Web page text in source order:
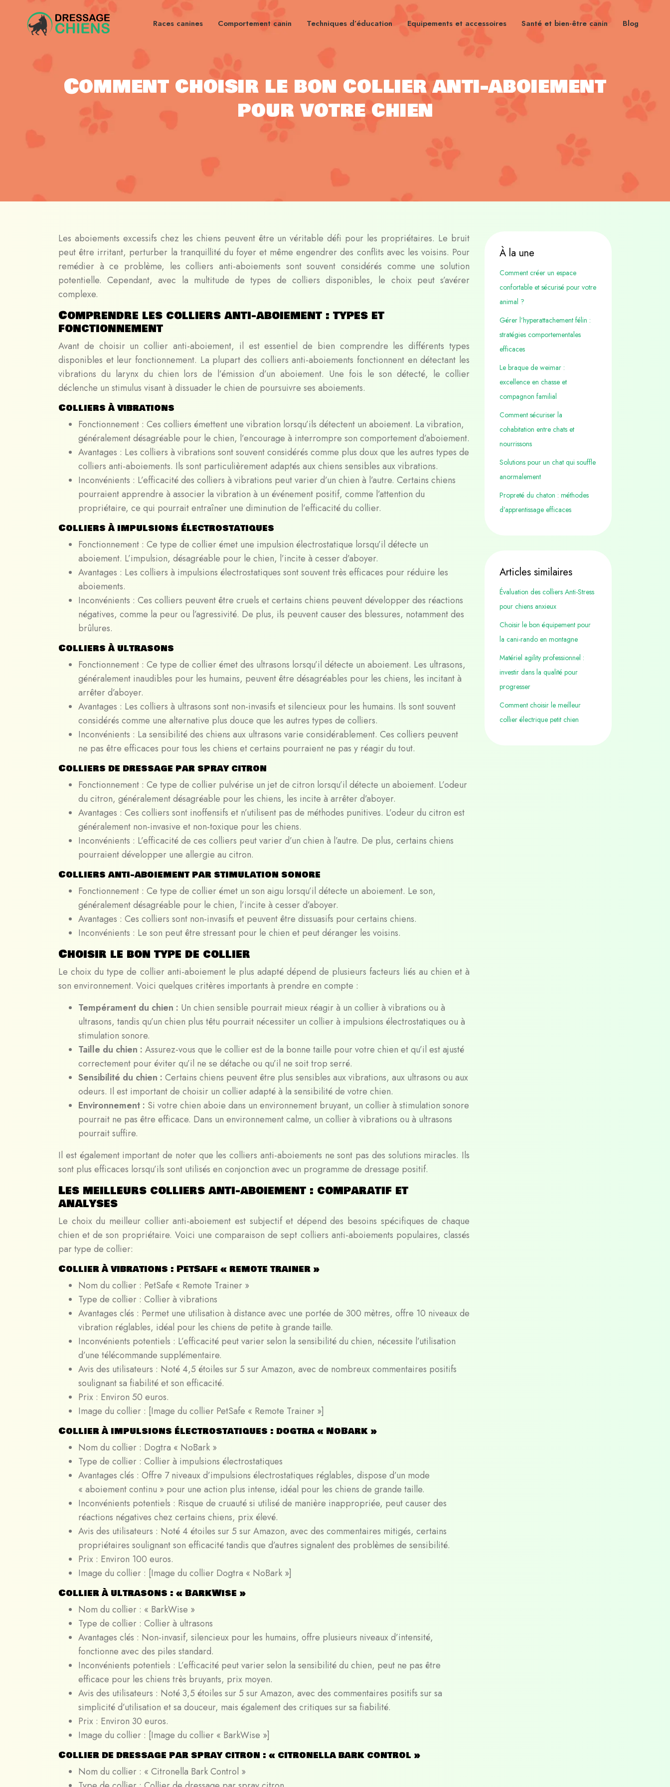
Races canines Comportement canin Techniques d’éducation Equipements et accessoires Santé et bien-être canin Blog
Comment choisir le bon collier anti-aboiement
pour votre chien
Les aboiements excessifs chez les chiens peuvent être un véritable défi pour les propriétaires. Le bruit
peut être irritant, perturber la tranquillité du foyer et même engendrer des conflits avec les voisins. Pour
remédier à ce problème, les colliers anti-aboiements sont souvent considérés comme une solution
potentielle. Cependant, avec la multitude de types de colliers disponibles, le choix peut s’avérer
complexe.
Comprendre les colliers anti-aboiement : types et
fonctionnement
Avant de choisir un collier anti-aboiement, il est essentiel de bien comprendre les différents types
disponibles et leur fonctionnement. La plupart des colliers anti-aboiements fonctionnent en détectant les
vibrations du larynx du chien lors de l’émission d’un aboiement. Une fois le son détecté, le collier
déclenche un stimulus visant à dissuader le chien de poursuivre ses aboiements.
Colliers à vibrations
Fonctionnement : Ces colliers émettent une vibration lorsqu’ils détectent un aboiement. La vibration,
généralement désagréable pour le chien, l’encourage à interrompre son comportement d’aboiement.
Avantages : Les colliers à vibrations sont souvent considérés comme plus doux que les autres types de
colliers anti-aboiements. Ils sont particulièrement adaptés aux chiens sensibles aux vibrations.
Inconvénients : L’efficacité des colliers à vibrations peut varier d’un chien à l’autre. Certains chiens
pourraient apprendre à associer la vibration à un événement positif, comme l’attention du
propriétaire, ce qui pourrait entraîner une diminution de l’efficacité du collier.
Colliers à impulsions électrostatiques
Fonctionnement : Ce type de collier émet une impulsion électrostatique lorsqu’il détecte un
aboiement. L’impulsion, désagréable pour le chien, l’incite à cesser d’aboyer.
Avantages : Les colliers à impulsions électrostatiques sont souvent très efficaces pour réduire les
aboiements.
Inconvénients : Ces colliers peuvent être cruels et certains chiens peuvent développer des réactions
négatives, comme la peur ou l’agressivité. De plus, ils peuvent causer des blessures, notamment des
brûlures.
Colliers à ultrasons
Fonctionnement : Ce type de collier émet des ultrasons lorsqu’il détecte un aboiement. Les ultrasons,
généralement inaudibles pour les humains, peuvent être désagréables pour les chiens, les incitant à
arrêter d’aboyer.
Avantages : Les colliers à ultrasons sont non-invasifs et silencieux pour les humains. Ils sont souvent
considérés comme une alternative plus douce que les autres types de colliers.
Inconvénients : La sensibilité des chiens aux ultrasons varie considérablement. Ces colliers peuvent
ne pas être efficaces pour tous les chiens et certains pourraient ne pas y réagir du tout.
Colliers de dressage par spray citron
Fonctionnement : Ce type de collier pulvérise un jet de citron lorsqu’il détecte un aboiement. L’odeur
du citron, généralement désagréable pour les chiens, les incite à arrêter d’aboyer.
Avantages : Ces colliers sont inoffensifs et n’utilisent pas de méthodes punitives. L’odeur du citron est
généralement non-invasive et non-toxique pour les chiens.
Inconvénients : L’efficacité de ces colliers peut varier d’un chien à l’autre. De plus, certains chiens
pourraient développer une allergie au citron.
Colliers anti-aboiement par stimulation sonore
Fonctionnement : Ce type de collier émet un son aigu lorsqu’il détecte un aboiement. Le son,
généralement désagréable pour le chien, l’incite à cesser d’aboyer.
Avantages : Ces colliers sont non-invasifs et peuvent être dissuasifs pour certains chiens.
Inconvénients : Le son peut être stressant pour le chien et peut déranger les voisins.
Choisir le bon type de collier
Le choix du type de collier anti-aboiement le plus adapté dépend de plusieurs facteurs liés au chien et à
son environnement. Voici quelques critères importants à prendre en compte :
Tempérament du chien : Un chien sensible pourrait mieux réagir à un collier à vibrations ou à
ultrasons, tandis qu’un chien plus têtu pourrait nécessiter un collier à impulsions électrostatiques ou à
stimulation sonore.
Taille du chien : Assurez-vous que le collier est de la bonne taille pour votre chien et qu’il est ajusté
correctement pour éviter qu’il ne se détache ou qu’il ne soit trop serré.
Sensibilité du chien : Certains chiens peuvent être plus sensibles aux vibrations, aux ultrasons ou aux
odeurs. Il est important de choisir un collier adapté à la sensibilité de votre chien.
Environnement : Si votre chien aboie dans un environnement bruyant, un collier à stimulation sonore
pourrait ne pas être efficace. Dans un environnement calme, un collier à vibrations ou à ultrasons
pourrait suffire.
Il est également important de noter que les colliers anti-aboiements ne sont pas des solutions miracles. Ils
sont plus efficaces lorsqu’ils sont utilisés en conjonction avec un programme de dressage positif.
Les meilleurs colliers anti-aboiement : comparatif et
analyses
Le choix du meilleur collier anti-aboiement est subjectif et dépend des besoins spécifiques de chaque
chien et de son propriétaire. Voici une comparaison de sept colliers anti-aboiements populaires, classés
par type de collier:
Collier à vibrations : PetSafe « remote trainer »
Nom du collier : PetSafe « Remote Trainer »
Type de collier : Collier à vibrations
Avantages clés : Permet une utilisation à distance avec une portée de 300 mètres, offre 10 niveaux de
vibration réglables, idéal pour les chiens de petite à grande taille.
Inconvénients potentiels : L’efficacité peut varier selon la sensibilité du chien, nécessite l’utilisation
d’une télécommande supplémentaire.
Avis des utilisateurs : Noté 4,5 étoiles sur 5 sur Amazon, avec de nombreux commentaires positifs
soulignant sa fiabilité et son efficacité.
Prix : Environ 50 euros.
Image du collier : [Image du collier PetSafe « Remote Trainer »]
Collier à impulsions électrostatiques : dogtra « NoBark »
Nom du collier : Dogtra « NoBark »
Type de collier : Collier à impulsions électrostatiques
Avantages clés : Offre 7 niveaux d’impulsions électrostatiques réglables, dispose d’un mode
« aboiement continu » pour une action plus intense, idéal pour les chiens de grande taille.
Inconvénients potentiels : Risque de cruauté si utilisé de manière inappropriée, peut causer des
réactions négatives chez certains chiens, prix élevé.
Avis des utilisateurs : Noté 4 étoiles sur 5 sur Amazon, avec des commentaires mitigés, certains
propriétaires soulignant son efficacité tandis que d’autres signalent des problèmes de sensibilité.
Prix : Environ 100 euros.
Image du collier : [Image du collier Dogtra « NoBark »]
Collier à ultrasons : « BarkWise »
Nom du collier : « BarkWise »
Type de collier : Collier à ultrasons
Avantages clés : Non-invasif, silencieux pour les humains, offre plusieurs niveaux d’intensité,
fonctionne avec des piles standard.
Inconvénients potentiels : L’efficacité peut varier selon la sensibilité du chien, peut ne pas être
efficace pour les chiens très bruyants, prix moyen.
Avis des utilisateurs : Noté 3,5 étoiles sur 5 sur Amazon, avec des commentaires positifs sur sa
simplicité d’utilisation et sa douceur, mais également des critiques sur sa fiabilité.
Prix : Environ 30 euros.
Image du collier : [Image du collier « BarkWise »]
Collier de dressage par spray citron : « citronella bark control »
Nom du collier : « Citronella Bark Control »
À la une
Comment créer un espace
confortable et sécurisé pour votre
animal ?
Gérer l’hyperattachement félin :
stratégies comportementales
efficaces
Le braque de weimar :
excellence en chasse et
compagnon familial
Comment sécuriser la
cohabitation entre chats et
nourrissons
Solutions pour un chat qui souffle
anormalement
Propreté du chaton : méthodes
d’apprentissage efficaces
Articles similaires
Évaluation des colliers Anti-Stress
pour chiens anxieux
Choisir le bon équipement pour
la cani-rando en montagne
Matériel agility professionnel :
investir dans la qualité pour
progresser
Comment choisir le meilleur
collier électrique petit chien